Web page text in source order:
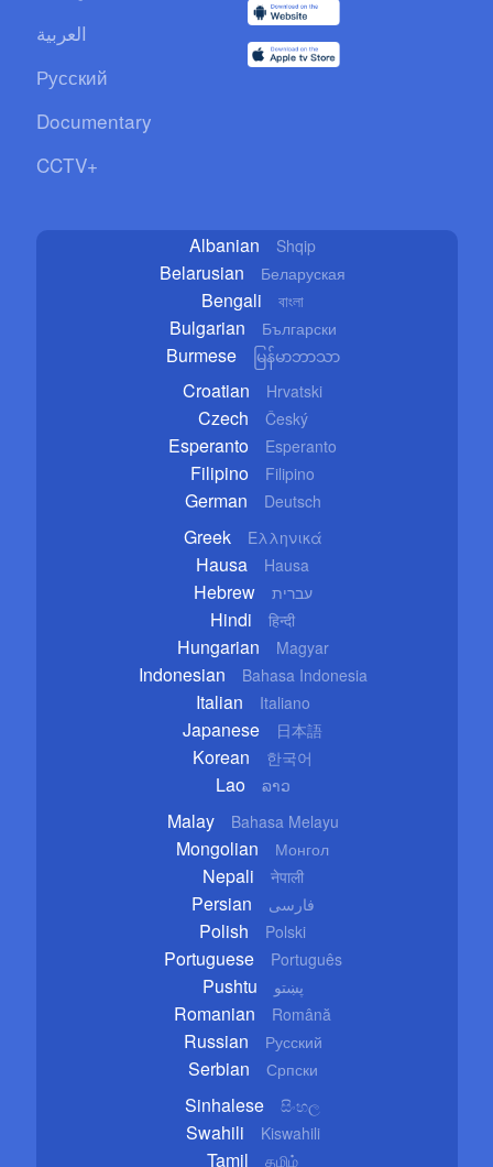
العربية
Русский
Documentary
CCTV+
Albanian Shqip
Belarusian Беларуская
Bengali বাংলা
Bulgarian Български
Burmese မြန်မာဘာသာ
Croatian Hrvatski
Czech Český
Esperanto Esperanto
Filipino Filipino
German Deutsch
Greek Ελληνικά
Hausa Hausa
Hebrew עברית
Hindi हिन्दी
Hungarian Magyar
Indonesian Bahasa Indonesia
Italian Italiano
Japanese 日本語
Korean 한국어
Lao ລາວ
Malay Bahasa Melayu
Mongolian Монгол
Nepali नेपाली
Persian فارسی
Polish Polski
Portuguese Português
Pushtu پښتو
Romanian Română
Russian Русский
Serbian Српски
Sinhalese සිංහල
Swahili Kiswahili
Tamil தமிழ்